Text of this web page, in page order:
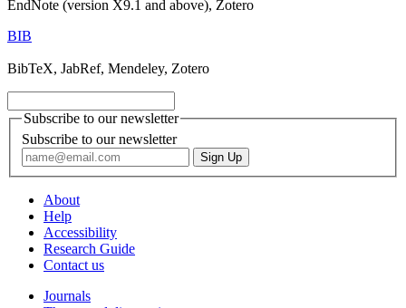
EndNote (version X9.1 and above), Zotero
BIB
BibTeX, JabRef, Mendeley, Zotero
Subscribe to our newsletter
Subscribe to our newsletter
About
Help
Accessibility
Research Guide
Contact us
Journals